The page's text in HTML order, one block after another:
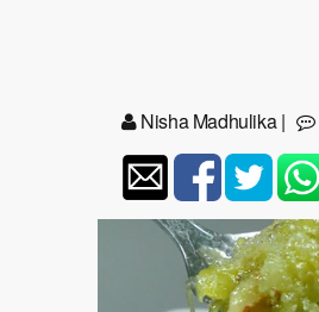
Nisha Madhulika|